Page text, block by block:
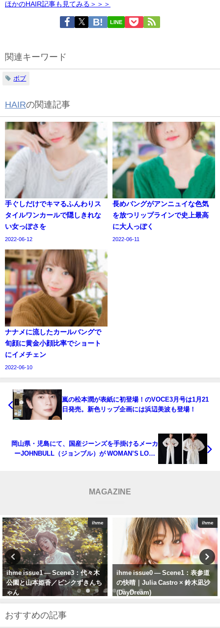
ほかのHAIR記事も見てみる＞＞＞
LINE
関連キーワード
ボブ
HAIRの関連記事
手ぐしだけでキマるふんわりス
タイルワンカールで隠しきれな
い女っぽさを
2022-06-12
長めバングがアンニュイな色気
を放つリップラインで史上最高
に大人っぽく
2022-06-11
ナナメに流したカールバングで
旬顔に黄金小顔比率でショート
にイメチェン
2022-06-10
嵐の松本潤が表紙に初登場！のVOCE3月号は1月21
日発売。新色リップ企画には浜辺美波も登場！
岡山県・児島にて、国産ジーンズを手掛けるメーカ
ーJOHNBULL（ジョンブル）が WOMAN’S LOOK
MAGAZINE
ihme
ihme issue0 — Scene1：表参道
の快晴｜Julia Castro × 鈴木凪沙
(DayDream)
ihme
ihme 『issue6』 (sentimental)古
田愛理／Teen Spirit・10代の現在
地点
おすすめの記事